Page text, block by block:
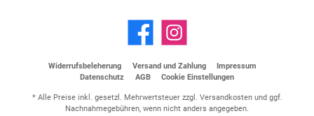
Widerrufsbeleherung Versand und Zahlung
Impressum
Datenschutz
AGB Cookie Einstellungen
* Alle Preise inkl. gesetzl. Mehrwertsteuer zzgl. Versandkostenund ggf.
Nachnahmegebühren, wenn nicht anders angegeben.